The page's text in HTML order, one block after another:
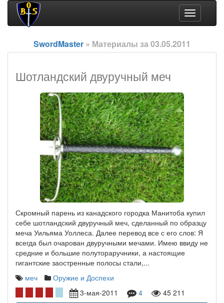
Toggle
navigation
SwordMaster » Материалы за 03.05.2011
Шотландский двуручный меч
Скромный парень из канадского городка Манитоба купил
себе шотландский двуручный меч, сделанный по образцу
меча Уильяма Уоллеса. Далее перевод все с его слов: Я
всегда был очарован двуручными мечами. Имею ввиду не
средние и большие полутораручники, а настоящие
гигантские заостренные полосы стали,...
меч
Оружие и Доспехи
3-мая-2011
4
45 211